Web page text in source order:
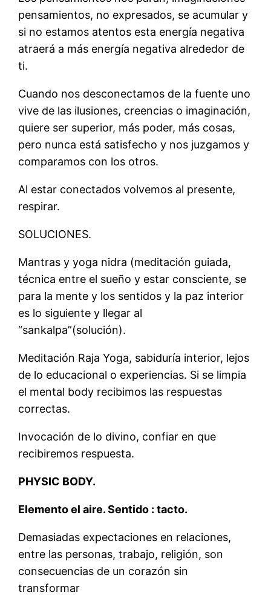
pensamientos, no expresados, se acumular y
si no estamos atentos esta energía negativa
atraerá a más energía negativa alrededor de
ti.
Cuando nos desconectamos de la fuente uno
vive de las ilusiones, creencias o imaginación,
quiere ser superior, más poder, más cosas,
pero nunca está satisfecho y nos juzgamos y
comparamos con los otros.
Al estar conectados volvemos al presente,
respirar.
SOLUCIONES.
Mantras y yoga nidra (meditación guiada,
técnica entre el sueño y estar consciente, se
para la mente y los sentidos y la paz interior
es lo siguiente y llegar al
“sankalpa”(solución).
Meditación Raja Yoga, sabiduría interior, lejos
de lo educacional o experiencias. Si se limpia
el mental body recibimos las respuestas
correctas.
Invocación de lo divino, confiar en que
recibiremos respuesta.
PHYSIC BODY.
Elemento el aire. Sentido : tacto.
Demasiadas expectaciones en relaciones,
entre las personas, trabajo, religión, son
consecuencias de un corazón sin
transformar